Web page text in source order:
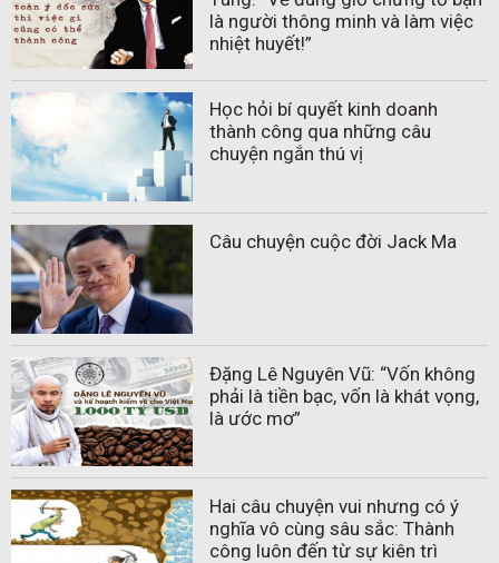
là người thông minh và làm việc
nhiệt huyết!”
Học hỏi bí quyết kinh doanh
thành công qua những câu
chuyện ngắn thú vị
Câu chuyện cuộc đời Jack Ma
Đặng Lê Nguyên Vũ: “Vốn không
phải là tiền bạc, vốn là khát vọng,
là ước mơ”
Hai câu chuyện vui nhưng có ý
nghĩa vô cùng sâu sắc: Thành
công luôn đến từ sự kiên trì